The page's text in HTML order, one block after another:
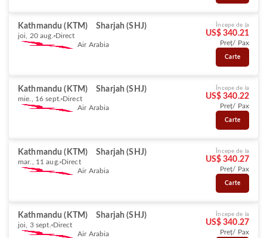
Kathmandu (KTM) Sharjah (SHJ)
joi, 20 aug. Direct
Air Arabia
Începe de la
US$ 340.21
Preț/ Pax
Carte
Kathmandu (KTM) Sharjah (SHJ)
mie., 16 sept. Direct
Air Arabia
Începe de la
US$ 340.22
Preț/ Pax
Carte
Kathmandu (KTM) Sharjah (SHJ)
mar., 11 aug. Direct
Air Arabia
Începe de la
US$ 340.27
Preț/ Pax
Carte
Kathmandu (KTM) Sharjah (SHJ)
joi, 3 sept. Direct
Air Arabia
Începe de la
US$ 340.27
Preț/ Pax